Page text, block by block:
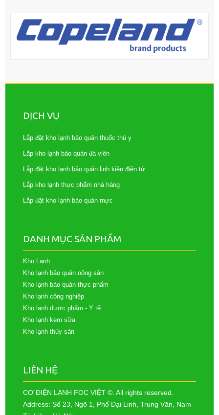
DỊCH VỤ
Lắp đặt kho lạnh bảo quản thuốc thú y
Lắp kho lạnh bảo quản đá viên
Lắp đặt kho lạnh bảo quản linh kiện điện tử
Lắp kho lạnh thực phẩm nhà hàng
Lắp đặt kho lạnh bảo quản mực
DANH MỤC SẢN PHẨM
Kho Lạnh
Kho lạnh bảo quản nông sản
Kho lạnh bảo quản thực phẩm
Kho lạnh công nghiệp
Kho lạnh dược phẩm - Y tế
Kho lạnh kem sữa
Kho lạnh thủy sản
LIÊN HỆ
CƠ ĐIỆN LẠNH FOC VIỆT ©. All rights reserved.
Address: Số 23, Ngõ 1, Phố Đại Linh, Trung Văn, Nam